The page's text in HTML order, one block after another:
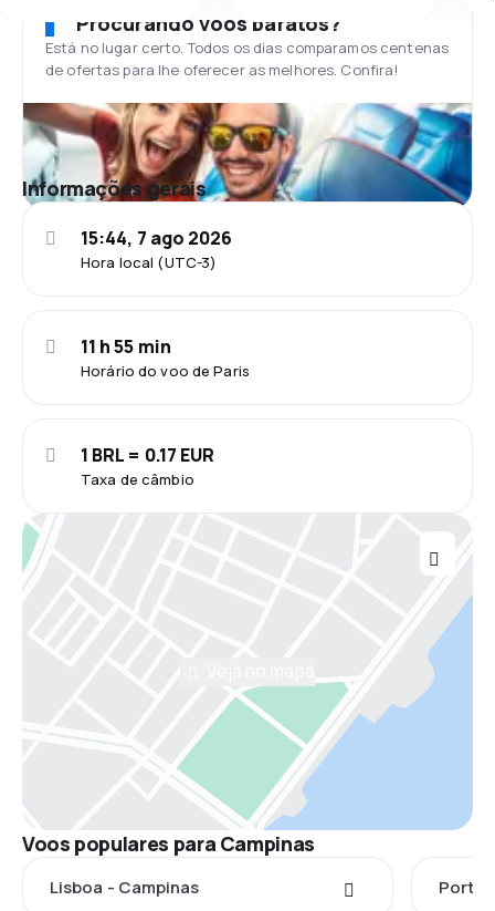
Procurando voos baratos?
Está no lugar certo. Todos os dias comparamos centenas
de ofertas para lhe oferecer as melhores. Confira!
Informações gerais
Hora local (UTC-3)
15:44, 7 ago 2026
Horário do voo de Paris
11 h 55 min
Taxa de câmbio
1 BRL = 0.17 EUR
Voos populares para Campinas
Lisboa - Campinas Porto